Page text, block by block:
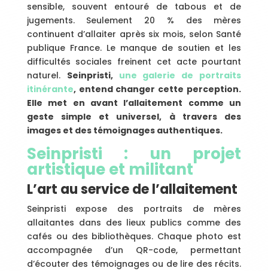
sensible, souvent entouré de tabous et de
jugements. Seulement 20 % des mères
continuent d’allaiter après six mois, selon Santé
publique France. Le manque de soutien et les
difficultés sociales freinent cet acte pourtant
naturel. Seinpristi, une galerie de portraits
itinérante, entend changer cette perception.
Elle met en avant l’allaitement comme un
geste simple et universel, à travers des
images et des témoignages authentiques.
Seinpristi : un projet
artistique et militant
L’art au service de l’allaitement
Seinpristi expose des portraits de mères
allaitantes dans des lieux publics comme des
cafés ou des bibliothèques. Chaque photo est
accompagnée d’un QR-code, permettant
d’écouter des témoignages ou de lire des récits.